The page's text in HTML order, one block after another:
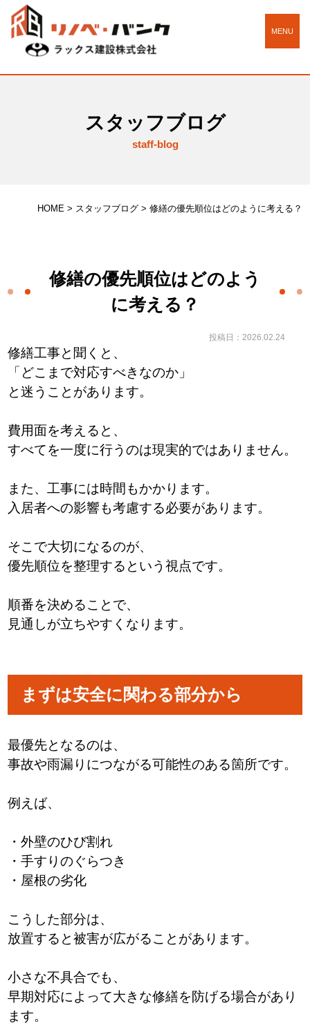
MENU
スタッフブログ
staff-blog
HOME > スタッフブログ> 修繕の優先順位はどのように考える？
修繕の優先順位はどのよう
に考える？
投稿日：2026.02.24
修繕工事と聞くと、
「どこまで対応すべきなのか」
と迷うことがあります。
費用面を考えると、
すべてを一度に行うのは現実的ではありません。
また、工事には時間もかかります。
入居者への影響も考慮する必要があります。
そこで大切になるのが、
優先順位を整理するという視点です。
順番を決めることで、
見通しが立ちやすくなります。
まずは安全に関わる部分から
最優先となるのは、
事故や雨漏りにつながる可能性のある箇所です。
例えば、
・外壁のひび割れ
・手すりのぐらつき
・屋根の劣化
こうした部分は、
放置すると被害が広がることがあります。
小さな不具合でも、
早期対応によって大きな修繕を防げる場合があり
ます。